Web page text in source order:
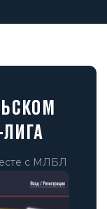
с МЛБЛ